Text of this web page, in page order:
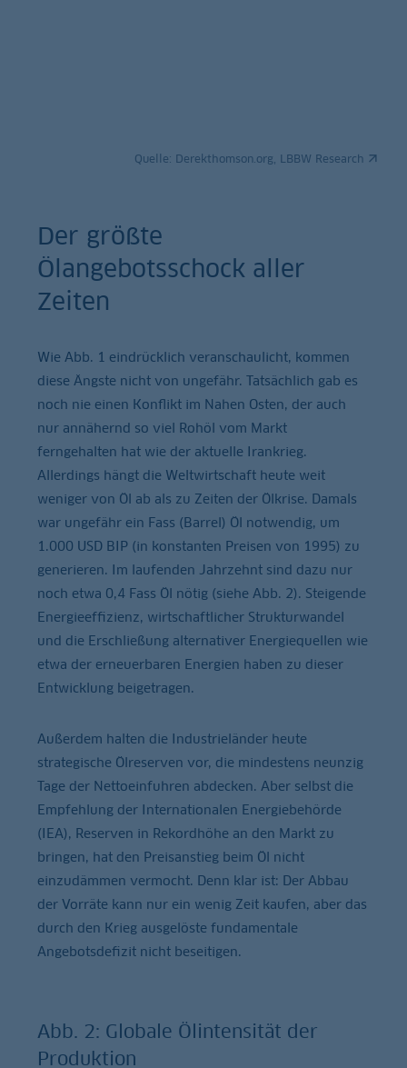
Quelle: Derekthomson.org, LBBW Research
Der größte
Ölangebotsschock aller
Zeiten
Wie Abb. 1 eindrücklich veranschaulicht, kommen
diese Ängste nicht von ungefähr. Tatsächlich gab es
noch nie einen Konflikt im Nahen Osten, der auch
nur annähernd so viel Rohöl vom Markt
ferngehalten hat wie der aktuelle Irankrieg.
Allerdings hängt die Weltwirtschaft heute weit
weniger von Öl ab als zu Zeiten der Ölkrise. Damals
war ungefähr ein Fass (Barrel) Öl notwendig, um
1.000 USD BIP (in konstanten Preisen von 1995) zu
generieren. Im laufenden Jahrzehnt sind dazu nur
noch etwa 0,4 Fass Öl nötig (siehe Abb. 2). Steigende
Energieeffizienz, wirtschaftlicher Strukturwandel
und die Erschließung alternativer Energiequellen wie
etwa der erneuerbaren Energien haben zu dieser
Entwicklung beigetragen.
Außerdem halten die Industrieländer heute
strategische Ölreserven vor, die mindestens neunzig
Tage der Nettoeinfuhren abdecken. Aber selbst die
Empfehlung der Internationalen Energiebehörde
(IEA), Reserven in Rekordhöhe an den Markt zu
bringen, hat den Preisanstieg beim Öl nicht
einzudämmen vermocht. Denn klar ist: Der Abbau
der Vorräte kann nur ein wenig Zeit kaufen, aber das
durch den Krieg ausgelöste fundamentale
Angebotsdefizit nicht beseitigen.
Abb. 2: Globale Ölintensität der
Produktion